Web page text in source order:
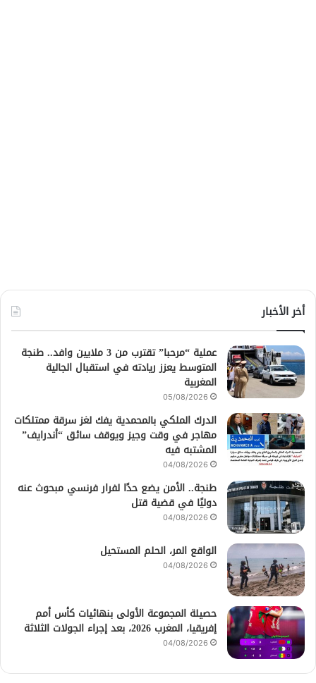
أخر الأخبار
عملية “مرحبا” تقترب من 3 ملايين وافد.. طنجة
المتوسط يعزز ريادته في استقبال الجالية
المغربية
05/08/2026
الدرك الملكي بالمحمدية يفك لغز سرقة ممتلكات
مهاجر في وقت وجيز ويوقف سائق “أندرايف”
المشتبه فيه
04/08/2026
طنجة.. الأمن يضع حدًا لفرار فرنسي مبحوث عنه
دوليًا في قضية قتل
04/08/2026
الواقع المر، الحلم المستحيل
04/08/2026
حصيلة المجموعة الأولى بنهائيات كأس أمم
إفريقيا، المغرب 2026، بعد إجراء الجولات الثلاثة
04/08/2026